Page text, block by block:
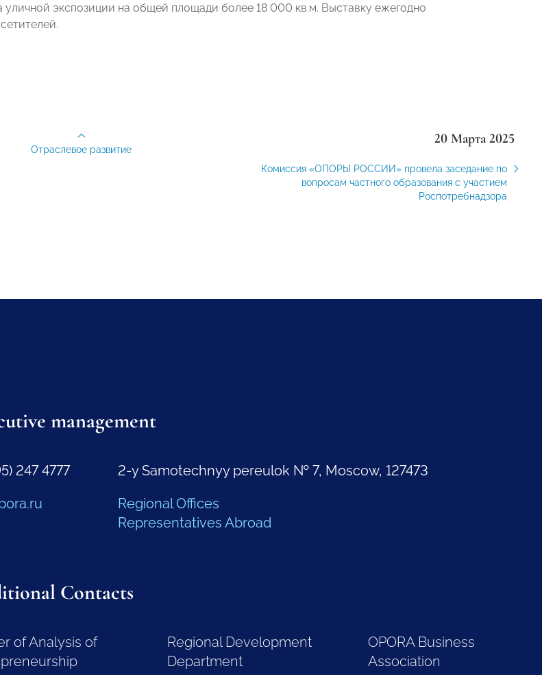
уличной экспозиции на общей площади более 18 000 кв.м. Выставку ежегодно
20 Марта 2025
Комиссия «ОПОРЫ РОССИИ» провела заседание по
вопросам частного образования с участием
Роспотребнадзора
Отраслевое развитие
management
247 4777
2-y Samotechnyy pereulok № 7, Moscow, 127473
Regional Offices
Representatives Abroad
Contacts
of Analysis of
Regional Development
Department
OPORA Business
Association